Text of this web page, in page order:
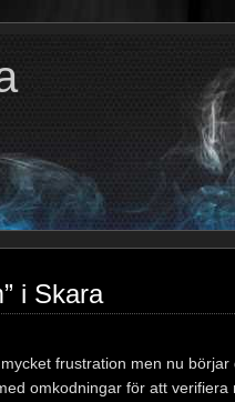
i Skara
frustration men nu
omkodningar för att verifiera